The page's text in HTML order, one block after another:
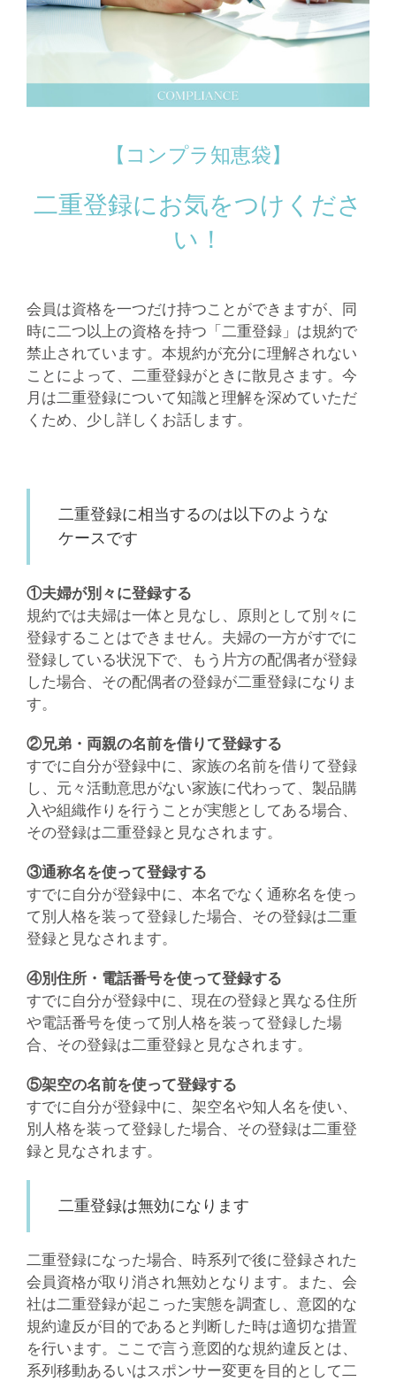
【コンプラ知恵袋】
二重登録にお気をつけくださ
い！
会員は資格を一つだけ持つことができますが、同
時に二つ以上の資格を持つ「二重登録」は規約で
禁止されています。本規約が充分に理解されない
ことによって、二重登録がときに散見さます。今
月は二重登録について知識と理解を深めていただ
くため、少し詳しくお話します。
二重登録に相当するのは以下のような
ケースです
①夫婦が別々に登録する
規約では夫婦は一体と見なし、原則として別々に
登録することはできません。夫婦の一方がすでに
登録している状況下で、もう片方の配偶者が登録
した場合、その配偶者の登録が二重登録になりま
す。
②兄弟・両親の名前を借りて登録する
すでに自分が登録中に、家族の名前を借りて登録
し、元々活動意思がない家族に代わって、製品購
入や組織作りを行うことが実態としてある場合、
その登録は二重登録と見なされます。
③通称名を使って登録する
すでに自分が登録中に、本名でなく通称名を使っ
て別人格を装って登録した場合、その登録は二重
登録と見なされます。
④別住所・電話番号を使って登録する
すでに自分が登録中に、現在の登録と異なる住所
や電話番号を使って別人格を装って登録した場
合、その登録は二重登録と見なされます。
⑤架空の名前を使って登録する
すでに自分が登録中に、架空名や知人名を使い、
別人格を装って登録した場合、その登録は二重登
録と見なされます。
二重登録は無効になります
二重登録になった場合、時系列で後に登録された
会員資格が取り消され無効となります。また、会
社は二重登録が起こった実態を調査し、意図的な
規約違反が目的であると判断した時は適切な措置
を行います。ここで言う意図的な規約違反とは、
系列移動あるいはスポンサー変更を目的として二